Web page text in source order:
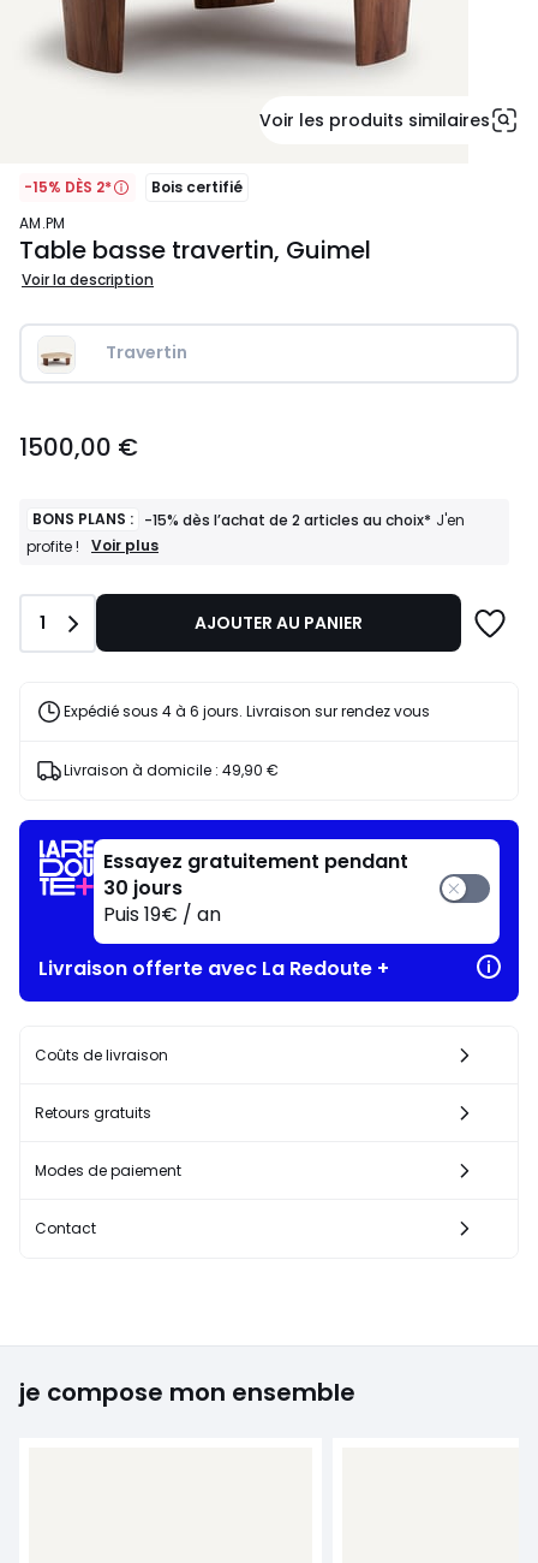
Voir les produits similaires
-15% DÈS 2*
Bois certifié
AM.PM
Table basse travertin, Guimel
Voir la description
Travertin
€.
1500,00 €
BONS PLANS : -15% dès l’achat de 2 articles au choix* J'en
profite !
BONS
-15%
l’achat
articles
J'en
Voir plus
Quantité
1 AJOUTER AU PANIER
Expédié sous 4 à 6 jours. Livraison sur rendez vous
Livraison à domicile : 49,90 €
Essayez gratuitement pendant
30 jours
Puis 19€ / an
Livraison offerte avec La Redoute +
Coûts de livraison
Retours gratuits
Modes de paiement
Contact
je compose mon ensemble